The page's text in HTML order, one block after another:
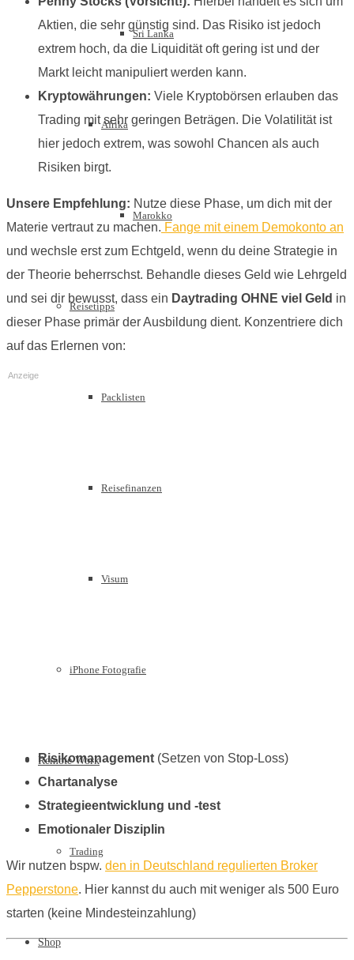
Sri Lanka
Afrika
Marokko
Reisetipps
Packlisten
Reisefinanzen
Visum
iPhone Fotografie
Remote Work
Trading
Shop
Aktien, die sehr günstig sind. Das Risiko ist jedoch
extrem hoch, da die Liquidität oft gering ist und der
Markt leicht manipuliert werden kann.
Kryptowährungen: Viele Kryptobörsen erlauben das
Trading mit sehr geringen Beträgen. Die Volatilität ist
hier jedoch extrem, was sowohl Chancen als auch
Risiken birgt.
Unsere Empfehlung: Nutze diese Phase, um dich mit der
Materie vertraut zu machen. Fange mit einem Demokonto an
und wechsle erst zum Echtgeld, wenn du deine Strategie in
der Theorie beherrschst. Behandle dieses Geld wie Lehrgeld
und sei dir bewusst, dass ein Daytrading OHNE viel Geld in
dieser Phase primär der Ausbildung dient. Konzentriere dich
auf das Erlernen von:
Anzeige
Risikomanagement (Setzen von Stop-Loss)
Chartanalyse
Strategieentwicklung und -test
Emotionaler Disziplin
Wir nutzen bspw. den in Deutschland regulierten Broker
Pepperstone. Hier kannst du auch mit weniger als 500 Euro
starten (keine Mindesteinzahlung)